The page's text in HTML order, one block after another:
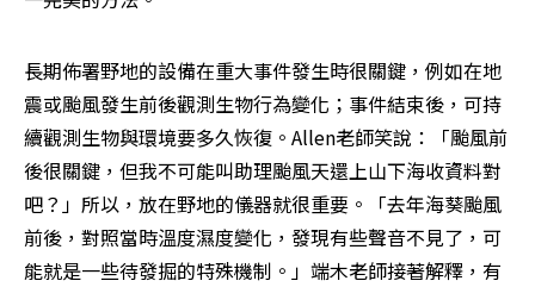
長期佈署野地的設備在重大事件發生時很關鍵，例如在地
震或颱風發生前後觀測生物行為變化；事件結束後，可持
續觀測生物與環境要多久恢復。Allen老師笑說：「颱風前
後很關鍵，但我不可能叫助理颱風天還上山下海收資料對
吧？」所以，放在野地的儀器就很重要。「去年海葵颱風
前後，對照當時溫度濕度變化，發現有些聲音不見了，可
能就是一些待發掘的特殊機制。」端木老師接著解釋，有